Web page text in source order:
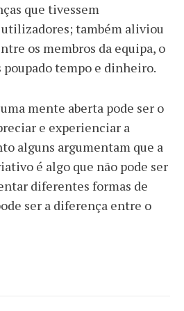
que tivessem
também aliviou
os membros da equipa, o
tempo e dinheiro.
mente aberta pode ser o
e experienciar a
alguns argumentam que a
é algo que não pode ser
diferentes formas de
ser a diferença entre o